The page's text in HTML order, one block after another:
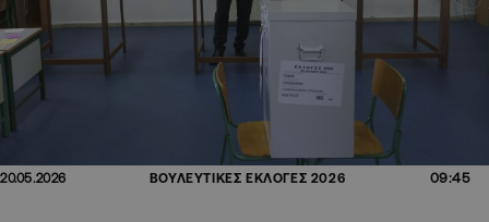
20.05.2026 ΒΟΥΛΕΥΤΙΚΕΣ ΕΚΛΟΓΕΣ 2026 09:45